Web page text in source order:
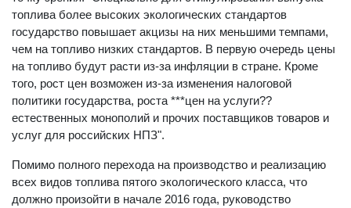
топлива более высоких экологических стандартов
государство повышает акцизы на них меньшими темпами,
чем на топливо низких стандартов. В первую очередь цены
на топливо будут расти из-за инфляции в стране. Кроме
того, рост цен возможен из-за изменения налоговой
политики государства, роста ***цен на услуги??
естественных монополий и прочих поставщиков товаров и
услуг для российских НПЗ".
Помимо полного перехода на производство и реализацию
всех видов топлива пятого экологического класса, что
должно произойти в начале 2016 года, руководство